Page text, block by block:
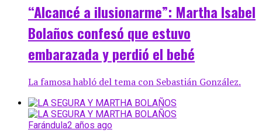
“Alcancé a ilusionarme”: Martha Isabel
Bolaños confesó que estuvo
embarazada y perdió el bebé
La famosa habló del tema con Sebastián González.
Farándula2 años ago